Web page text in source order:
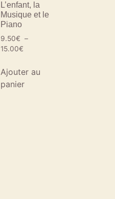
L’enfant, la
Musique et le
Piano
9.50€ –
15.00€
Ajouter au
panier